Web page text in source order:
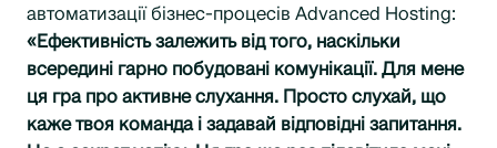
автоматизації бізнес-процесів Advanced Hosting:
«Ефективність залежить від того, наскільки
всередині гарно побудовані комунікації. Для мене
ця гра про активне слухання. Просто слухай, що
каже твоя команда і задавай відповідні запитання.